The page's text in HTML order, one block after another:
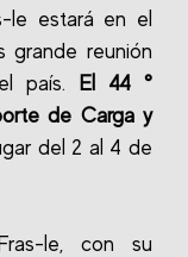
le estará en el
grande reunión
país.
El 44 °
de Carga y
del 2 al 4 de
le, con su